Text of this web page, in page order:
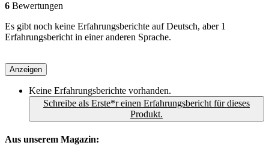
6 Bewertungen
Es gibt noch keine Erfahrungsberichte auf Deutsch, aber 1
Erfahrungsbericht in einer anderen Sprache.
Anzeigen
Keine Erfahrungsberichte vorhanden.
Schreibe als Erste*r einen Erfahrungsbericht für dieses
Produkt.
Aus unserem Magazin: